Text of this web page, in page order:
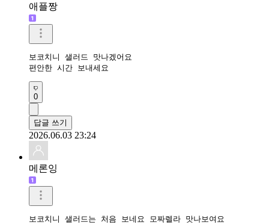
애플짱
보코치니 샐러드 맛나겠어요
편안한 시간 보내세요
0
답글 쓰기
2026.06.03 23:24
메론잉
보코치니 샐러드는 처음 보네요 모짜렐라 맛나보여요